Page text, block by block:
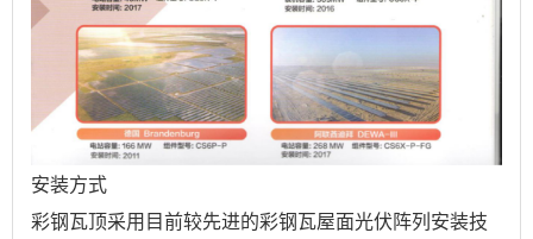
安装方式
彩钢瓦顶采用目前较先进的彩钢瓦屋面光伏阵列安装技